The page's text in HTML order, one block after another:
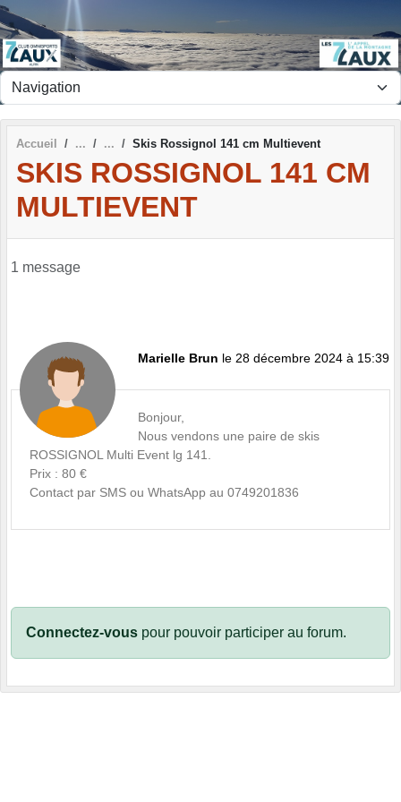
Accueil Skis Rossignol 141 cm Multievent
SKIS ROSSIGNOL 141 CM
MULTIEVENT
1 message
Marielle Brun le 28 décembre 2024 à 15:39
Bonjour,
Nous vendons une paire de skis
ROSSIGNOL Multi Event lg 141.
Prix : 80 €
Contact par SMS ou WhatsApp au 0749201836
Connectez-vous pour pouvoir participer au forum.
Panneau de gestion des cookies